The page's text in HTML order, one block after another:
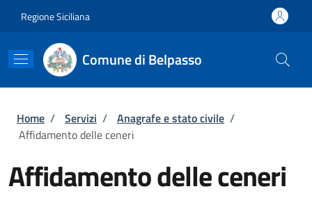
Regione Siciliana
Comune di Belpasso
Briciole di pane
Home / Servizi / Anagrafe e stato civile /
Affidamento delle ceneri
Affidamento delle ceneri